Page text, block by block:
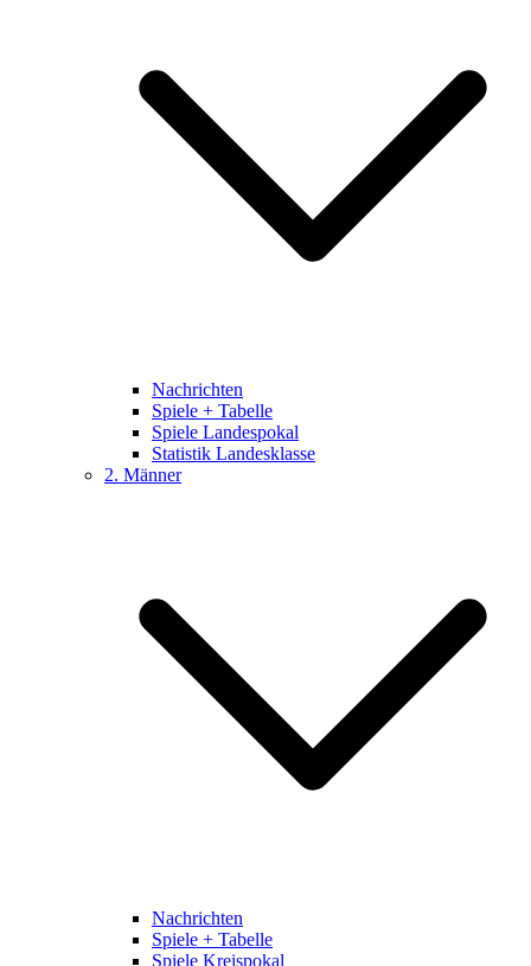
Nachrichten
Spiele + Tabelle
Spiele Landespokal
Statistik Landesklasse
2. Männer
Nachrichten
Spiele + Tabelle
Spiele Kreispokal